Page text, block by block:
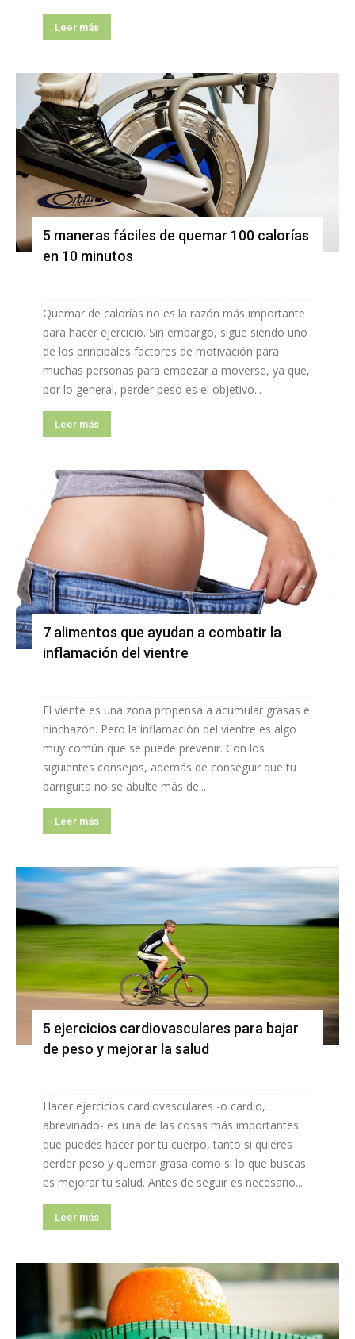
Leer más
5 maneras fáciles de quemar 100 calorías
en 10 minutos
Quemar de calorías no es la razón más importante
para hacer ejercicio. Sin embargo, sigue siendo uno
de los principales factores de motivación para
muchas personas para empezar a moverse, ya que,
por lo general, perder peso es el objetivo...
Leer más
7 alimentos que ayudan a combatir la
inflamación del vientre
El viente es una zona propensa a acumular grasas e
hinchazón. Pero la inflamación del vientre es algo
muy común que se puede prevenir. Con los
siguientes consejos, además de conseguir que tu
barriguita no se abulte más de...
Leer más
5 ejercicios cardiovasculares para bajar
de peso y mejorar la salud
Hacer ejercicios cardiovasculares -o cardio,
abrevinado- es una de las cosas más importantes
que puedes hacer por tu cuerpo, tanto si quieres
perder peso y quemar grasa como si lo que buscas
es mejorar tu salud. Antes de seguir es necesario...
Leer más